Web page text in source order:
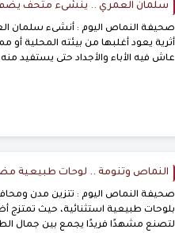
سلمان العمري .. ينشىء متحف يضم
أثرية يعود أغلبها من بيئته المحلية
عاش فيه الأباء والأجداد حتى يستفيد
النماص وتنومة .. لوحات طبيعية
صحيفة النماص اليوم : تتزين مدن
بلوحات طبيعية استثنائية، حيث تمتزج
لتصنع مشهدًا فريدًا يجمع بين جمال